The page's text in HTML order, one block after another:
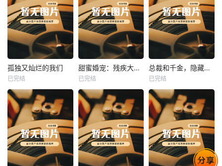
热播
未知
孤独又灿烂的我们
已完结
热播
未知
甜蜜婚宠：残疾大佬夜夜撩
已完结
热播
未知
总裁和千金，隐藏身份闪婚了
已完结